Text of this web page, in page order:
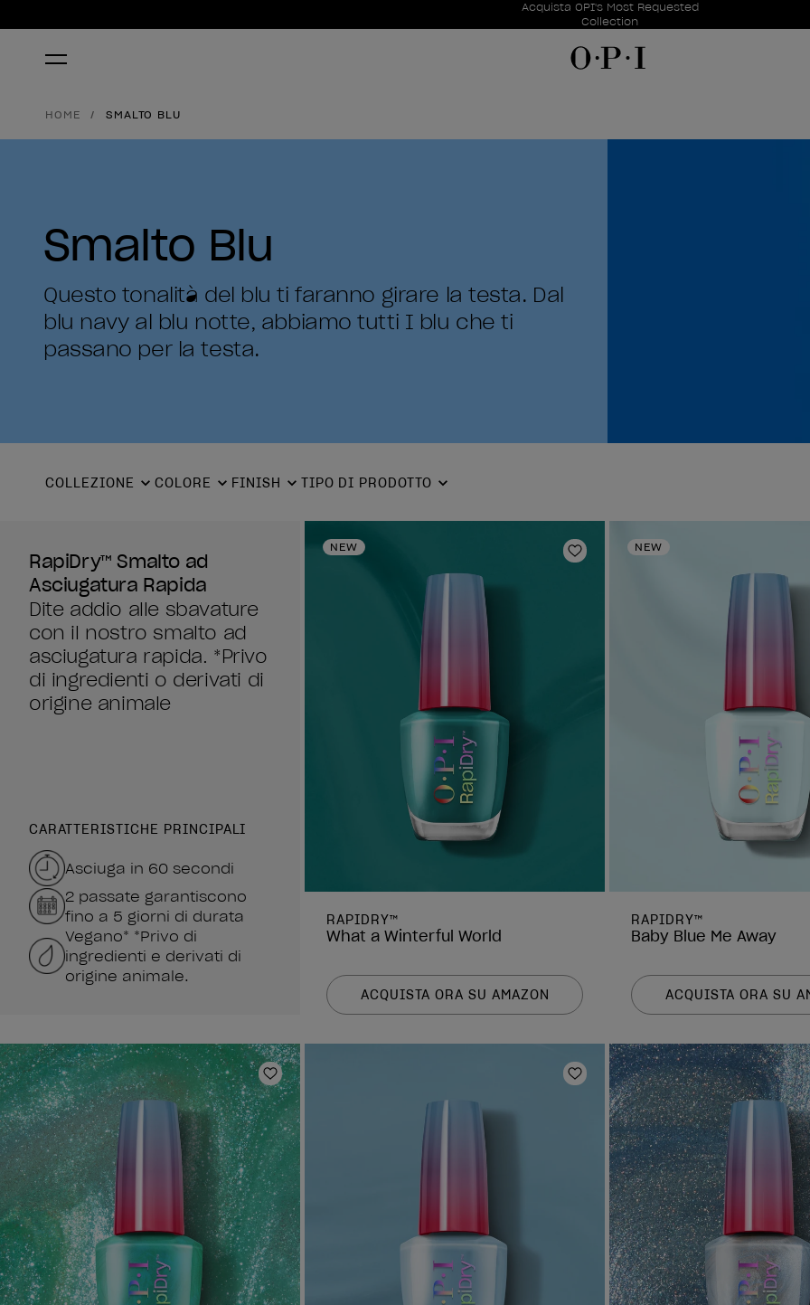
Offerte promozionali
Acquista OPI's Most Requested
Collection
Item 1 of 1
HOME SMALTO BLU
Smalto Blu
Questo tonalità del blu ti faranno girare la testa. Dal
blu navy al blu notte, abbiamo tutti I blu che ti
passano per la testa.
COLLEZIONE COLORE FINISH TIPO DI PRODOTTO
RapiDry™ Smalto ad
Asciugatura Rapida
Dite addio alle sbavature
con il nostro smalto ad
asciugatura rapida. *Privo
di ingredienti o derivati di
origine animale
CARATTERISTICHE PRINCIPALI
Asciuga in 60 secondi
2 passate garantiscono
fino a 5 giorni di durata
Vegano* *Privo di
ingredienti e derivati di
origine animale.
NEW
Aggiungi alla lista dei desideri
RAPIDRY™
What a Winterful World
ACQUISTA ORA SU AMAZON
NEW
RAPIDRY™
Baby Blue Me Away
ACQUISTA ORA SU
Aggiungi alla lista dei desideri Aggiungi alla lista dei desideri